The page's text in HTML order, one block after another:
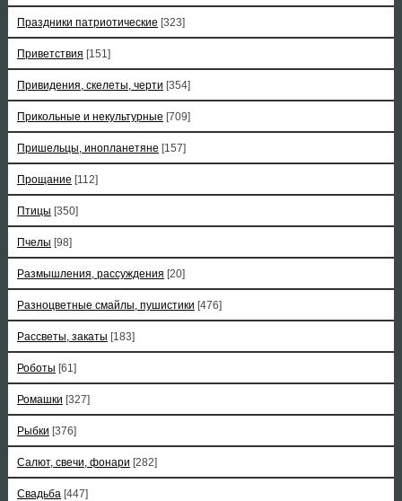
Праздники патриотические [323]
Приветствия [151]
Привидения, скелеты, черти [354]
Прикольные и некультурные [709]
Пришельцы, инопланетяне [157]
Прощание [112]
Птицы [350]
Пчелы [98]
Размышления, рассуждения [20]
Разноцветные смайлы, пушистики [476]
Рассветы, закаты [183]
Роботы [61]
Ромашки [327]
Рыбки [376]
Салют, свечи, фонари [282]
Свадьба [447]